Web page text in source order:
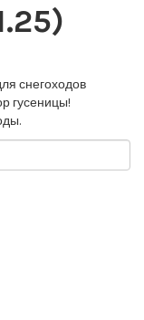
снегоходов
гусеницы!